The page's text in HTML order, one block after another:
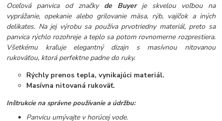
Oceľová panvica od značky de Buyerje skvelou voľbou na
vyprážanie, opekanie alebo grilovanie mäsa, rýb, vajíčok a iných
delikates. Na jej výrobu sa používa prvotriedny materiál, preto sa
panvica rýchlo rozohreje a teplo sa potom rovnomerne rozprestiera.
Všetkému kraľuje elegantný dizajn s masívnou nitovanou
rukoväťou, ktorá perfektne padne do ruky.
Rýchly prenos tepla, vynikajúci materiál.
Masívna nitovaná rukoväť.
Inštrukcie na správne používanie a údržbu:
Panvicu umývajte v horúcej vode.